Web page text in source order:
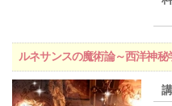
ルネサンスの魔術論～西洋神秘